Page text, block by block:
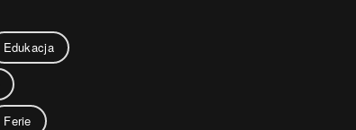
Edukacja
Ferie